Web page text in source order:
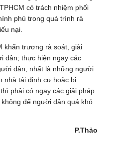
có trách nhiệm phối
phủ trong quá trình rà
nại.
khẩn trương rà soát, giải
dân; thực hiện ngay các
dân, nhất là những người
nhà tái định cư hoặc bị
phải có ngay các giải pháp
để người dân quá khó
P.Thảo